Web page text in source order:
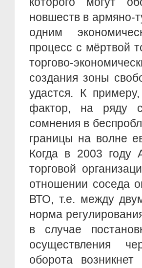
новшеств в армяно-
одним
процесс с мёртвой
торгово-
создания зоны
удастся. К
фактор, на ряду
сомнения в
границы на волне
Когда в 2003 году
торговой
отношении соседа
ВТО, т.е. между
норма
в случае
осуществления
оборота